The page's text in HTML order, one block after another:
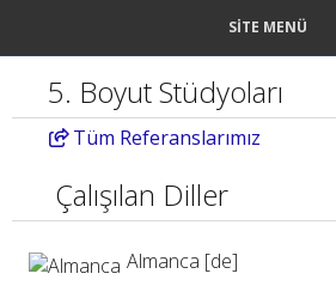
SITE MENÜ
5. Boyut Stüdyoları
Tüm Referanslarımız
Çalışılan Diller
Almanca [de]